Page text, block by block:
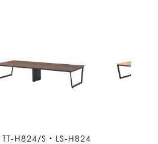
TT-H824/S・LS-H824